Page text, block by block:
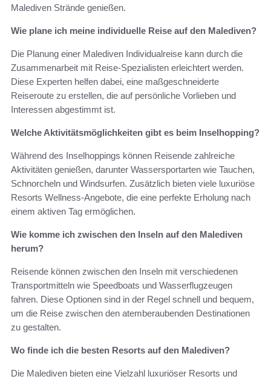
Malediven Strände genießen.
Wie plane ich meine individuelle Reise auf den Malediven?
Die Planung einer Malediven Individualreise kann durch die
Zusammenarbeit mit Reise-Spezialisten erleichtert werden.
Diese Experten helfen dabei, eine maßgeschneiderte
Reiseroute zu erstellen, die auf persönliche Vorlieben und
Interessen abgestimmt ist.
Welche Aktivitätsmöglichkeiten gibt es beim Inselhopping?
Während des Inselhoppings können Reisende zahlreiche
Aktivitäten genießen, darunter Wassersportarten wie Tauchen,
Schnorcheln und Windsurfen. Zusätzlich bieten viele luxuriöse
Resorts Wellness-Angebote, die eine perfekte Erholung nach
einem aktiven Tag ermöglichen.
Wie komme ich zwischen den Inseln auf den Malediven
herum?
Reisende können zwischen den Inseln mit verschiedenen
Transportmitteln wie Speedboats und Wasserflugzeugen
fahren. Diese Optionen sind in der Regel schnell und bequem,
um die Reise zwischen den atemberaubenden Destinationen
zu gestalten.
Wo finde ich die besten Resorts auf den Malediven?
Die Malediven bieten eine Vielzahl luxuriöser Resorts und